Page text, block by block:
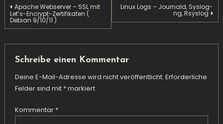
Beitragsnavigation
Apache Webserver – SSL mit
Let’s-Encrypt-Zertifikaten (
Debian 9/10/11 )
Linux Logs – Journald, Syslog-
ng, Rsyslog
Schreibe einen Kommentar
Deine E-Mail-Adresse wird nicht veröffentlicht. Erforderliche
Felder sind mit *markiert
Kommentar *